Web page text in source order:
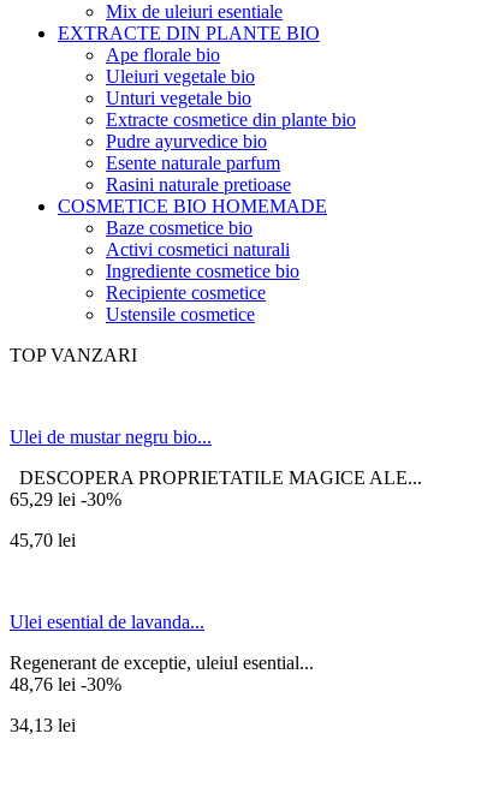
Mix de uleiuri esentiale
EXTRACTE DIN PLANTE BIO
Ape florale bio
Uleiuri vegetale bio
Unturi vegetale bio
Extracte cosmetice din plante bio
Pudre ayurvedice bio
Esente naturale parfum
Rasini naturale pretioase
COSMETICE BIO HOMEMADE
Baze cosmetice bio
Activi cosmetici naturali
Ingrediente cosmetice bio
Recipiente cosmetice
Ustensile cosmetice
TOP VANZARI
Ulei de mustar negru bio...
DESCOPERA PROPRIETATILE MAGICE ALE...
65,29 lei -30%
45,70 lei
Ulei esential de lavanda...
Regenerant de exceptie, uleiul esential...
48,76 lei -30%
34,13 lei